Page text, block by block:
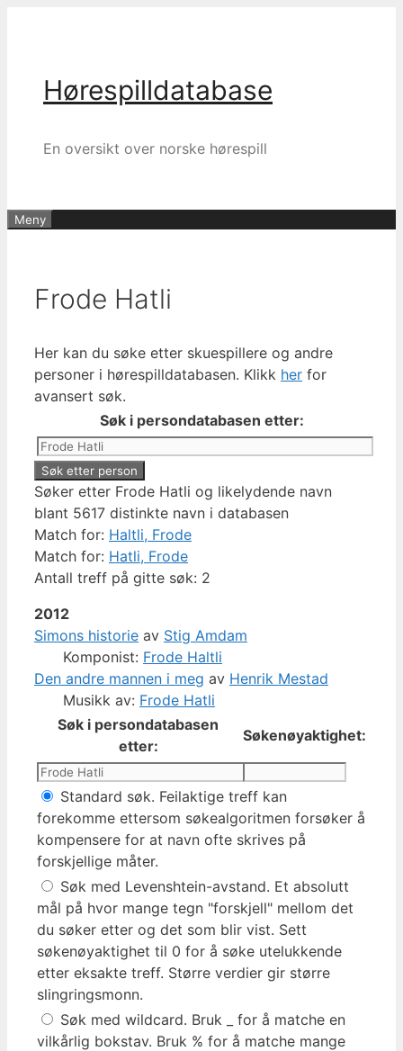
Hørespilldatabase
En oversikt over norske hørespill
Meny
Frode Hatli
Her kan du søke etter skuespillere og andre
personer i hørespilldatabasen. Klikk her for
avansert søk.
Søk i persondatabasen etter:
Søker etter Frode Hatli og likelydende navn
blant 5617 distinkte navn i databasen
Match for: Haltli, Frode
Match for: Hatli, Frode
Antall treff på gitte søk: 2
2012
Simons historie av Stig Amdam
Komponist: Frode Haltli
Den andre mannen i meg av Henrik Mestad
Musikk av: Frode Hatli
Søk i persondatabasen
etter:
Søkenøyaktighet:
Standard søk. Feilaktige treff kan
forekomme ettersom søkealgoritmen forsøker å
kompensere for at navn ofte skrives på
forskjellige måter.
Søk med Levenshtein-avstand. Et absolutt
mål på hvor mange tegn "forskjell" mellom det
du søker etter og det som blir vist. Sett
søkenøyaktighet til 0 for å søke utelukkende
etter eksakte treff. Større verdier gir større
slingringsmonn.
Søk med wildcard. Bruk _ for å matche en
vilkårlig bokstav. Bruk % for å matche mange